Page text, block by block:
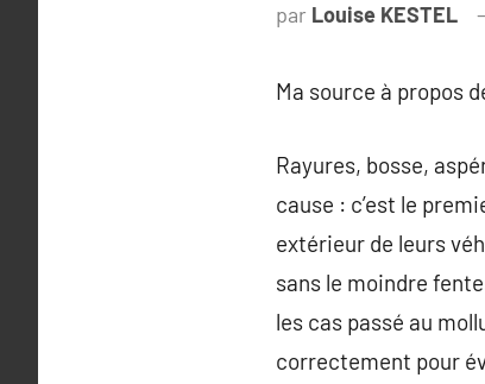
par Louise KESTEL
Ma source à propos
Rayures, bosse,
cause : c’est le
extérieur de leurs
sans le moindre
les cas passé au
correctement pour